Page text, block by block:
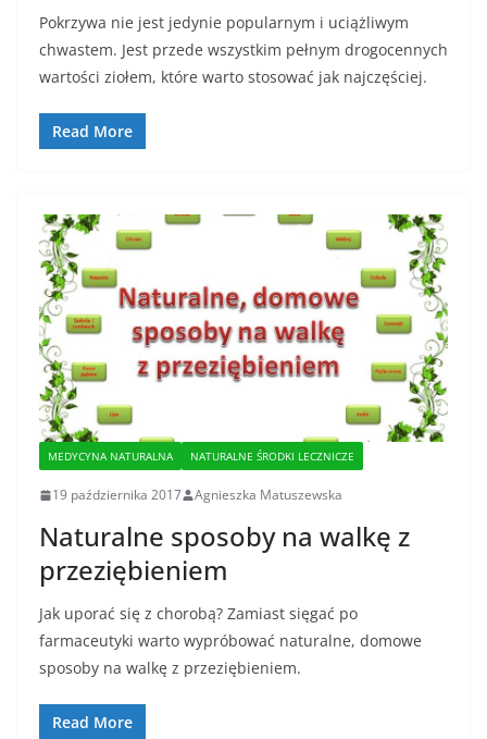
Pokrzywa nie jest jedynie popularnym i uciążliwym
chwastem. Jest przede wszystkim pełnym drogocennych
wartości ziołem, które warto stosować jak najczęściej.
Read More
MEDYCYNA NATURALNA NATURALNE ŚRODKI LECZNICZE
19 października 2017 Agnieszka Matuszewska
Naturalne sposoby na walkę z
przeziębieniem
Jak uporać się z chorobą? Zamiast sięgać po
farmaceutyki warto wypróbować naturalne, domowe
sposoby na walkę z przeziębieniem.
Read More